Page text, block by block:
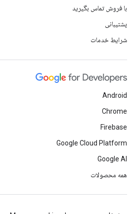
با فروش تماس بگیرید
پشتیبانی
شرایط خدمات
Android
Chrome
Firebase
Google Cloud Platform
Google AI
همه محصولات